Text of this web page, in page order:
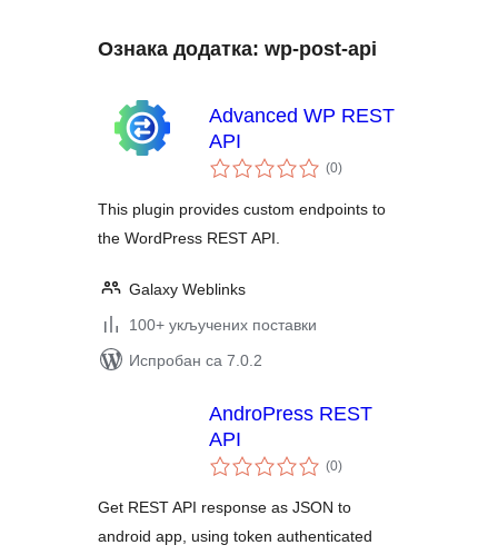
Ознака додатка: wp-post-api
Advanced WP REST
API
(0укупних
оцена
)
This plugin provides custom endpoints to
the WordPress REST API.
Galaxy Weblinks
100+ укључених поставки
Испробан са 7.0.2
AndroPress REST
API
(0укупних
оцена
)
Get REST API response as JSON to
android app, using token authenticated